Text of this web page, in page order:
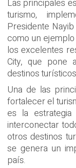
Las principales
turismo,
Presidente
como un
los excelentes
City, que pone
destinos
Una de las
fortalecer el
es la
interconectar
otros destinos
se genera un
país.